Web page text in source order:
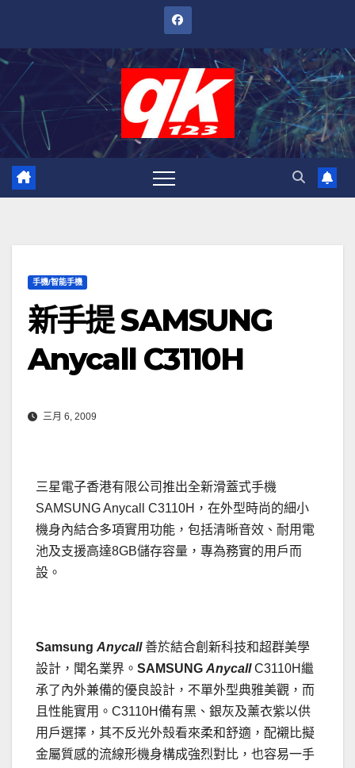
內
手機/智能手機
新手提 SAMSUNG
Anycall C3110H
三月 6, 2009
三星電子香港有限公司推出全新滑蓋式手機
SAMSUNG Anycall C3110H，在外型時尚的細小
機身內結合多項實用功能，包括清晰音效、耐用電
池及支援高達8GB儲存容量，專為務實的用戶而
設。
Samsung Anycall 善於結合創新科技和超群美學
設計，聞名業界。 SAMSUNG AnycallC3110H繼
承了內外兼備的優良設計，不單外型典雅美觀，而
且性能實用。C3110H備有黑、銀灰及薰衣紫以供
用戶選擇，其不反光外殼看來柔和舒適，配襯比擬
金屬質感的流線形機身構成強烈對比，也容易一手